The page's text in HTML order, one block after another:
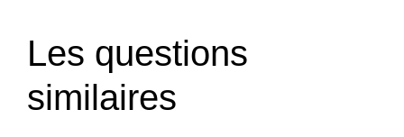
Les questions
similaires